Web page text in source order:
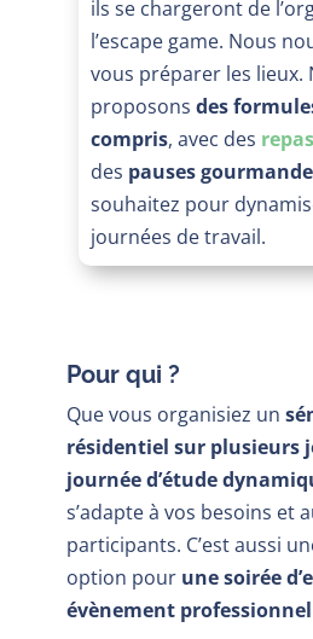
ils se chargeront de
l’escape game. Nous
vous préparer les lieux.
proposons des
compris, avec des
des pauses
souhaitez pour
journées de travail.
Pour qui ?
Que vous organisiez un
résidentiel sur plusieurs
journée d’étude
s’adapte à vos besoins et
participants. C’est aussi
option pour une soirée
évènement